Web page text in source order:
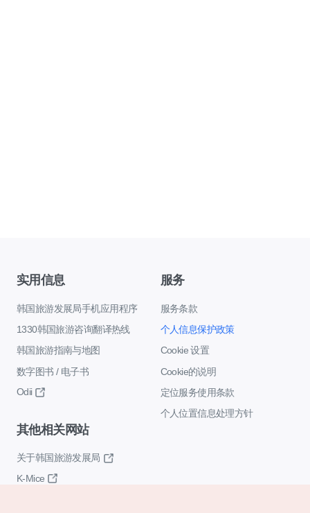
实用信息
韩国旅游发展局手机应用程序
1330韩国旅游咨询翻译热线
韩国旅游指南与地图
数字图书 / 电子书
Odii
服务
服务条款
个人信息保护政策
Cookie 设置
Cookie的说明
定位服务使用条款
个人位置信息处理方针
其他相关网站
关于韩国旅游发展局
K-Mice